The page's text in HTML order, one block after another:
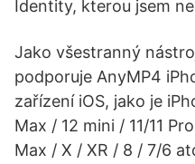
Identity, kterou jsem
Jako všestranný
podporuje AnyMP4
zařízení iOS, jako je
Max / 12 mini / 11/11
Max / X / XR / 8 / 7/6